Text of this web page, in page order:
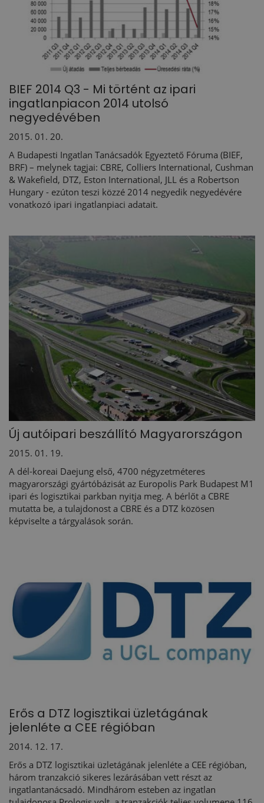
BIEF 2014 Q3 - Mi történt az ipari
ingatlanpiacon 2014 utolsó
negyedévében
2015. 01. 20.
A Budapesti Ingatlan Tanácsadók Egyeztető Fóruma (BIEF,
BRF) – melynek tagjai: CBRE, Colliers International, Cushman
& Wakefield, DTZ, Eston International, JLL és a Robertson
Hungary - ezúton teszi közzé 2014 negyedik negyedévére
vonatkozó ipari ingatlanpiaci adatait.
Új autóipari beszállító Magyarországon
2015. 01. 19.
A dél-koreai Daejung első, 4700 négyzetméteres
magyarországi gyártóbázisát az Europolis Park Budapest M1
ipari és logisztikai parkban nyitja meg. A bérlőt a CBRE
mutatta be, a tulajdonost a CBRE és a DTZ közösen
képviselte a tárgyalások során.
Erős a DTZ logisztikai üzletágának
jelenléte a CEE régióban
2014. 12. 17.
Erős a DTZ logisztikai üzletágának jelenléte a CEE régióban,
három tranzakció sikeres lezárásában vett részt az
ingatlantanácsadó. Mindhárom esteben az ingatlan